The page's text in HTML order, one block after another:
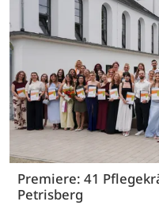
Premiere: 41
Petrisberg